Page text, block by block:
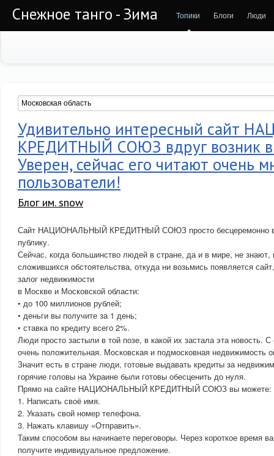
Снежное танго - Зима Топики Блоги Люди
Удивительно интересный сайт
КРЕДИТНЫЙ СОЮЗ вдруг возник в
Уверен, сейчас его читают очень
пользователи!
Блог им. snow
Сайт НАЦИОНАЛЬНЫЙ КРЕДИТНЫЙ СОЮЗ просто бесцеремонно
публику.
Сейчас, когда большинство людей в стране, да и в мире, не знают,
сложившихся обстоятельства, откуда ни возьмись появляется
залог недвижимости
в Москве и Московской области:
• до 100 миллионов рублей;
• деньги вы получите за 1 день;
• ставка по кредиту всего 2%.
Люди просто застыли в той позе, в какой их застала эта новость.
очень положительная. Московская и подмосковная недвижимость
Значит есть в стране люди, готовые выдавать кредиты за
горячие головы на Украине были готовы обесценить до нуля.
Прямо на сайте НАЦИОНАЛЬНЫЙ КРЕДИТНЫЙ СОЮЗ вы можете:
1. Написать своё имя.
2. Указать свой номер телефона.
3. Нажать клавишу «Отправить».
Таким способом вы начинаете переговоры. Через короткое время
получите индивидуальное предложение.